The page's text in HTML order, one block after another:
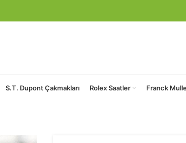
S.T. Dupont Çakmakları Rolex Saatler Franck